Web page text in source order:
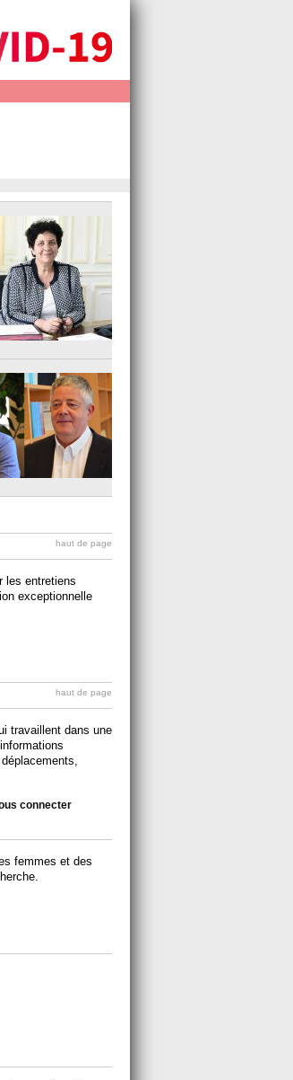
haut de page
les entretiens
exceptionnelle
haut de page
travaillent dans une
connecter
femmes et des